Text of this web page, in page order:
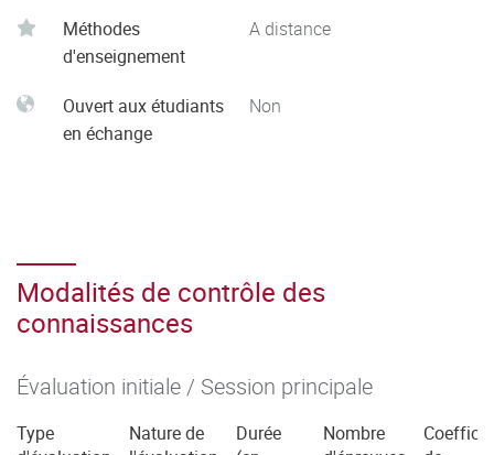
Méthodes
d'enseignement
A distance
Ouvert aux étudiants
en échange
Non
Modalités de contrôle des
connaissances
Évaluation initiale / Session principale
Type
Nature de
Durée
Nombre